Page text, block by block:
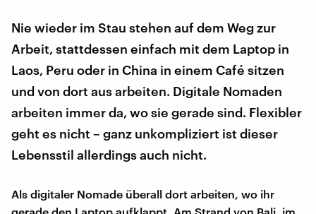
Nie wieder im Stau stehen auf dem Weg zur
Arbeit, stattdessen einfach mit dem Laptop in
Laos, Peru oder in China in einem Café sitzen
und von dort aus arbeiten. Digitale Nomaden
arbeiten immer da, wo sie gerade sind. Flexibler
geht es nicht – ganz unkompliziert ist dieser
Lebensstil allerdings auch nicht.
Als digitaler Nomade überall dort arbeiten, wo ihr